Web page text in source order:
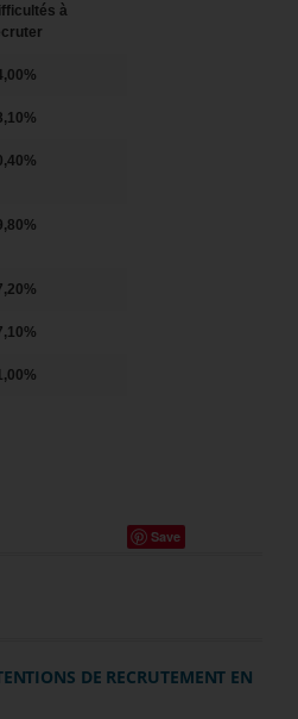
à
Save
DE RECRUTEMENT EN